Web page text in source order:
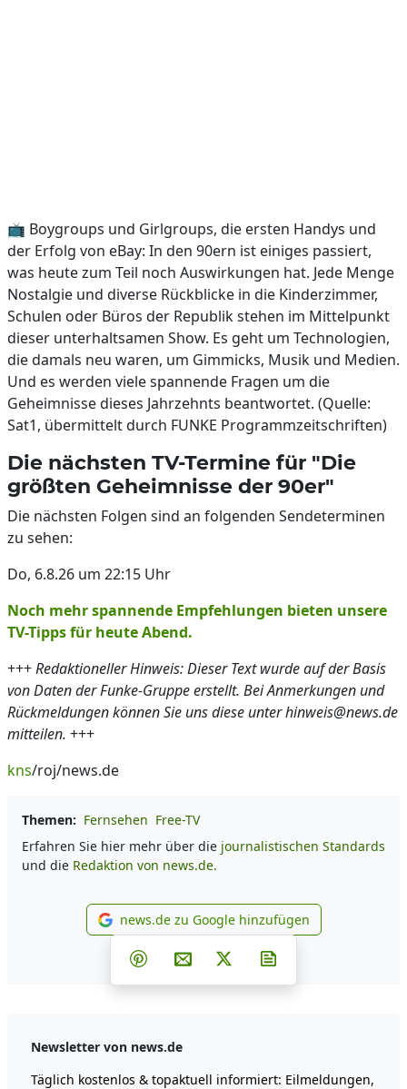
📺 Boygroups und Girlgroups, die ersten Handys und
der Erfolg von eBay: In den 90ern ist einiges passiert,
was heute zum Teil noch Auswirkungen hat. Jede Menge
Nostalgie und diverse Rückblicke in die Kinderzimmer,
Schulen oder Büros der Republik stehen im Mittelpunkt
dieser unterhaltsamen Show. Es geht um Technologien,
die damals neu waren, um Gimmicks, Musik und Medien.
Und es werden viele spannende Fragen um die
Geheimnisse dieses Jahrzehnts beantwortet. (Quelle:
Sat1, übermittelt durch FUNKE Programmzeitschriften)
Die nächsten TV-Termine für "Die
größten Geheimnisse der 90er"
Die nächsten Folgen sind an folgenden Sendeterminen
zu sehen:
Do, 6.8.26 um 22:15 Uhr
Noch mehr spannende Empfehlungen bieten unsere
TV-Tipps für heute Abend.
+++Redaktioneller Hinweis: Dieser Text wurde auf der Basis
von Daten der Funke-Gruppe erstellt. Bei Anmerkungen und
Rückmeldungen können Sie uns diese unter hinweis@news.de
mitteilen. +++
kns/roj/news.de
Themen: Fernsehen Free-TV
Erfahren Sie hier mehr über die journalistischen Standards
und die Redaktion von news.de.
news.de zu Google
news.de zu Google hinzufügen
Teilen auf Facebook
Teilen auf Whatsapp
Teilen auf Telegram
Teilen auf Pinterest
Per E-Mail teilen
Post auf X
Newsletter von news.de
Täglich kostenlos & topaktuell informiert: Eilmeldungen,